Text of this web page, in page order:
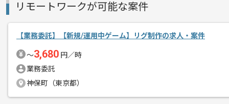
リモートワークが可能な案件
【業務委託】【新規/運用中ゲーム】リグ制作の求人・案件
〜3,680 円／時
業務委託
神保町（東京都）